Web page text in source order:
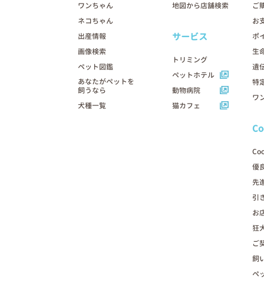
ワンちゃん
ネコちゃん
出産情報
画像検索
ペット図鑑
あなたがペットを
飼うなら
犬種一覧
地図から店舗検索
サービス
トリミング
ペットホテル
動物病院
猫カフェ
ご
お
ポ
生
遺
特
ワ
優
先
引
お
狂
ご
飼
ペ